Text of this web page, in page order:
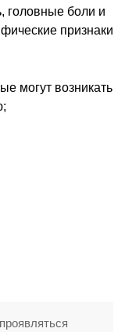
головные боли и
признаки
могут возникать